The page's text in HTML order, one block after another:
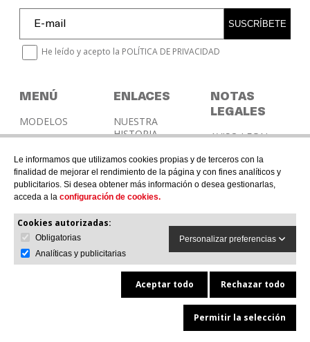
MENÚ
MODELOS
OUTLET
MOTORSPORT
GALERIA
DISTRIBUIDORES
CONTACTO
ENLACES
NUESTRA
HISTORIA
CERTIFICACIONES
CATÁLOGO
GPR NEWS
NOTAS
LEGALES
AVISO LEGAL
POLÍTICA DE
PRIVACIDAD
POLÍTICA DE
SUSCRÍBETE
He leído y acepto la POLÍTICA DE PRIVACIDAD
Le informamos que utilizamos cookies propias y de terceros con la
finalidad de mejorar el rendimiento de la página y con fines analíticos y
publicitarios. Si desea obtener más información o desea gestionarlas,
acceda a la configuración de cookies.
Cookies autorizadas:
Obligatorias
Analíticas y publicitarias
Personalizar preferencias
Aceptar todo Rechazar todo
Permitir la selección